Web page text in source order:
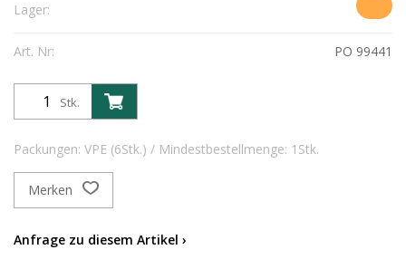
Lager:
Art. Nr: PO 99441
Stk.
Packungen: VPE (6Stk.) / Mindestbestellmenge: 1Stk.
Merken
Anfrage zu diesem Artikel ›